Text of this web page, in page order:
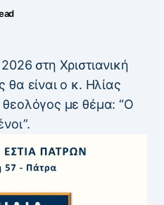
στη Χριστιανική
θα είναι ο κ. Ηλίας
με θέμα: “Ο